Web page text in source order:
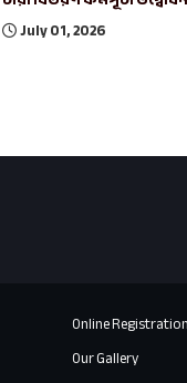
July 01, 2026
Online Registration
Our Gallery